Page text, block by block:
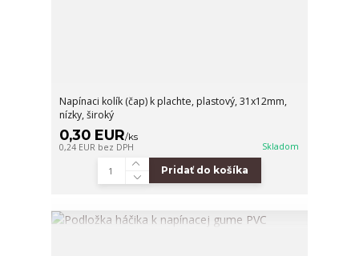
Napínaci kolík (čap) k plachte, plastový, 31x12mm,
nízky, široký
0,30 EUR/ks
0,24 EUR bez DPH Skladom
Pridať do košíka